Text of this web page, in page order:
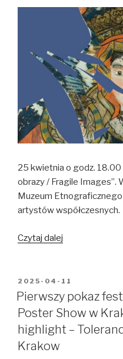
–
design
exhibition
25 kwietnia o godz.
obrazy / Fragile Images”.
Muzeum
artystów współczesnych.
Czytaj dalej
Karpaty,
dziedzictwo
i
modernizacja
/
OPUBLIKOWANE
W
2025-04-11
Pierwszy pokaz
Poster Show w
highlight –
Krakow